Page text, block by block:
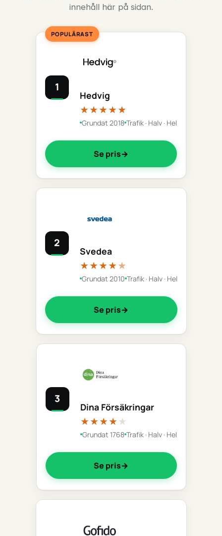
innehåll här på sidan.
POPULÄRAST
1
Hedvig
★★★★★
Grundat 2018 Trafik · Halv · Hel
Se pris
2
Svedea
★★★★★
Grundat 2010 Trafik · Halv · Hel
Se pris
3
Dina Försäkringar
★★★★★
Grundat 1768 Trafik · Halv · Hel
Se pris